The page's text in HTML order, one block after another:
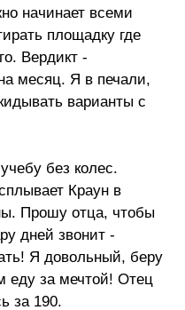
начинает всеми
площадку где
Вердикт -
месяц. Я в печали,
варианты с
без колес.
Краун в
Прошу отца, чтобы
дней звонит -
Я довольный, беру
еду за мечтой! Отец
за 190.